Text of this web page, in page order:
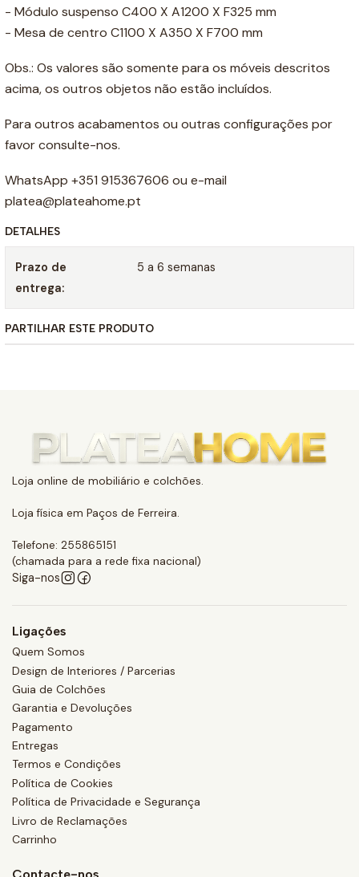
- Módulo suspenso C400 X A1200 X F325 mm
- Mesa de centro C1100 X A350 X F700 mm
Obs.: Os valores são somente para os móveis descritos
acima, os outros objetos não estão incluídos.
Para outros acabamentos ou outras configurações por
favor consulte-nos.
WhatsApp +351 915367606 ou e-mail
platea@plateahome.pt
DETALHES
Prazo de
entrega:
5 a 6 semanas
PARTILHAR ESTE PRODUTO
Loja online de mobiliário e colchões.
Loja física em Paços de Ferreira.
Telefone: 255865151
(chamada para a rede fixa nacional)
Siga-nos
Ligações
Quem Somos
Design de Interiores / Parcerias
Guia de Colchões
Garantia e Devoluções
Pagamento
Entregas
Termos e Condições
Política de Cookies
Política de Privacidade e Segurança
Livro de Reclamações
Carrinho